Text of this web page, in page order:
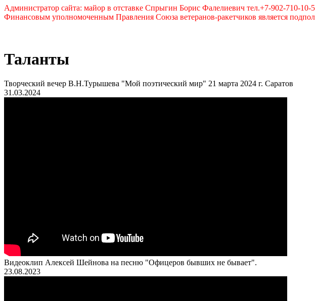
Администратор сайта: майор в отставке Спрыгин Борис Фалелиевич тел.+7-902-710-
Финансовым уполномоченным Правления Союза ветеранов-ракетчиков является
Таланты
Творческий вечер В.Н.Турышева "Мой поэтический мир" 21 марта 2024 г. Саратов
31.03.2024
Видеоклип Алексей Шейнова на песню "Офицеров бывших не бывает".
23.08.2023